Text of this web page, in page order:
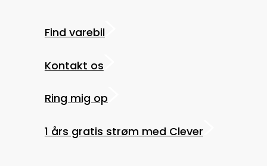
Find varebil
Kontakt os
Ring mig op
1 års gratis strøm med Clever